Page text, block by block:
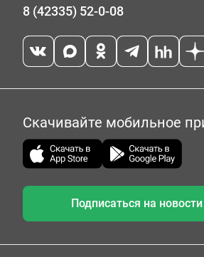
8 (42335) 52-0-08
Скачивайте мобильное
Подписаться на